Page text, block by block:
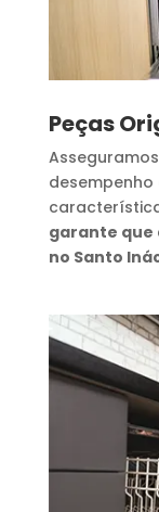
Peças
garante que
no Santo